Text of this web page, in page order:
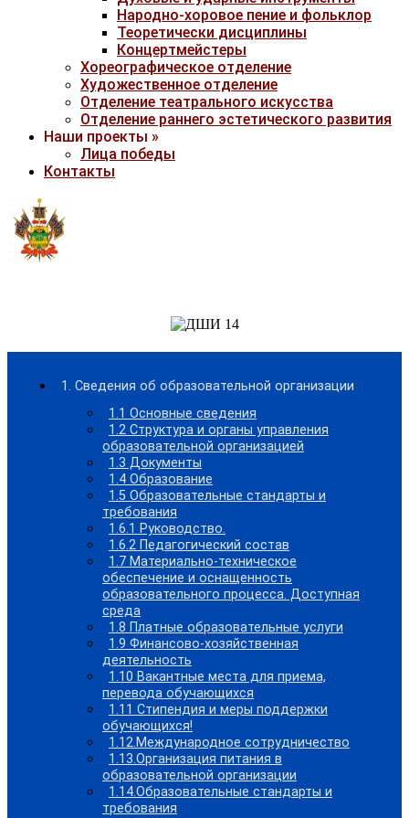
Народно-хоровое пение и фольклор
Теоретически дисциплины
Концертмейстеры
Хореографическое отделение
Художественное отделение
Отделение театрального искусства
Отделение раннего эстетического развития
Наши проекты »
Лица победы
Контакты
1. Сведения об образовательной организации
1.1 Основные сведения
1.2 Структура и органы управления
образовательной организацией
1.3 Документы
1.4 Образование
1.5 Образовательные стандарты и
требования
1.6.1 Руководство.
1.6.2 Педагогический состав
1.7 Материально-техническое
обеспечение и оснащенность
образовательного процесса. Доступная
среда
1.8 Платные образовательные услуги
1.9 Финансово-хозяйственная
деятельность
1.10 Вакантные места для приема,
перевода обучающихся
1.11 Стипендия и меры поддержки
обучающихся!
1.12.Международное сотрудничество
1.13.Организация питания в
образовательной организации
1.14.Образовательные стандарты и
требования